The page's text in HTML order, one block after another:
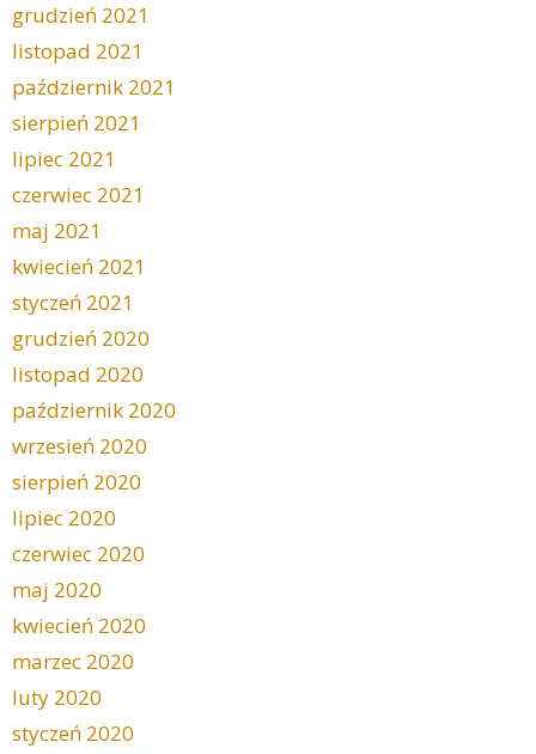
grudzień 2021
listopad 2021
październik 2021
sierpień 2021
lipiec 2021
czerwiec 2021
maj 2021
kwiecień 2021
styczeń 2021
grudzień 2020
listopad 2020
październik 2020
wrzesień 2020
sierpień 2020
lipiec 2020
czerwiec 2020
maj 2020
kwiecień 2020
marzec 2020
luty 2020
styczeń 2020